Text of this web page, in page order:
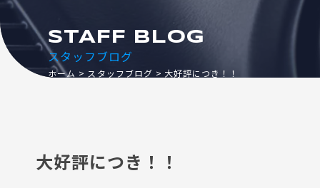
スタッフブログ
STAFF BLOG
ホーム スタッフブログ 大好評につき！！
大好評につき！！